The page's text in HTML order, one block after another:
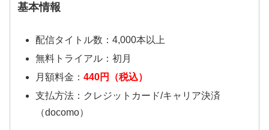
基本情報
配信タイトル数：4,000本以上
無料トライアル：初月
月額料金： 440円（税込）
支払方法：クレジットカード/キャリア決済
（docomo）